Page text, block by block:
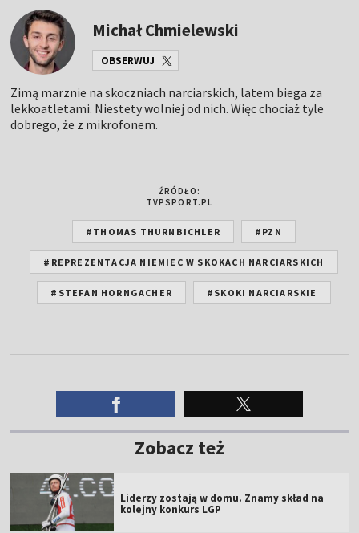
Michał Chmielewski
OBSERWUJ
Zimą marznie na skoczniach narciarskich, latem biega za
lekkoatletami. Niestety wolniej od nich. Więc chociaż tyle
dobrego, że z mikrofonem.
ŹRÓDŁO:
TVPSPORT.PL
#THOMAS THURNBICHLER #PZN
#REPREZENTACJA NIEMIEC W SKOKACH NARCIARSKICH
#STEFAN HORNGACHER #SKOKI NARCIARSKIE
Zobacz też
Liderzy zostają w domu. Znamy skład na
kolejny konkurs LGP